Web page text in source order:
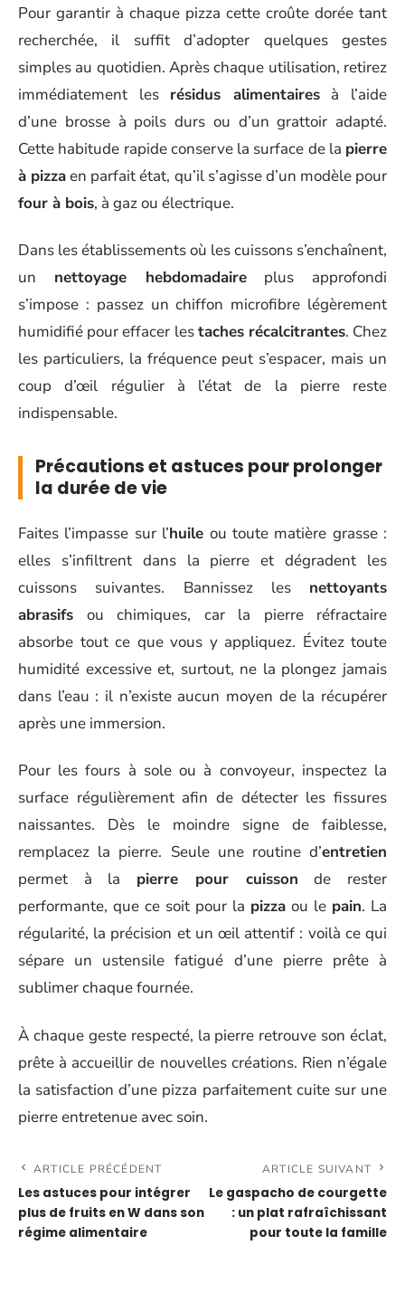
Pour garantir à chaque pizza cette croûte dorée tant
recherchée, il suffit d’adopter quelques gestes
simples au quotidien. Après chaque utilisation, retirez
immédiatement les résidus alimentairesà l’aide
d’une brosse à poils durs ou d’un grattoir adapté.
Cette habitude rapide conserve la surface de la pierre
à pizzaen parfait état, qu’il s’agisse d’un modèle pour
four à bois, à gaz ou électrique.
Dans les établissements où les cuissons s’enchaînent,
un nettoyage hebdomadaireplus approfondi
s’impose : passez un chiffon microfibre légèrement
humidifié pour effacer lestaches récalcitrantes. Chez
les particuliers, la fréquence peut s’espacer, mais un
coup d’œil régulier à l’état de la pierre reste
indispensable.
Précautions et astuces pour prolonger
la durée de vie
Faites l’impasse sur l’huile ou toute matière grasse :
elles s’infiltrent dans la pierre et dégradent les
cuissons suivantes. Bannissez les nettoyants
abrasifs ou chimiques, car la pierre réfractaire
absorbe tout ce que vous y appliquez. Évitez toute
humidité excessive et, surtout, ne la plongez jamais
dans l’eau : il n’existe aucun moyen de la récupérer
après une immersion.
Pour les fours à sole ou à convoyeur, inspectez la
surface régulièrement afin de détecter les fissures
naissantes. Dès le moindre signe de faiblesse,
remplacez la pierre. Seule une routine d’entretien
permet à la pierre pour cuisson de rester
performante, que ce soit pour la pizza ou le pain. La
régularité, la précision et un œil attentif : voilà ce qui
sépare un ustensile fatigué d’une pierre prête à
sublimer chaque fournée.
À chaque geste respecté, la pierre retrouve son éclat,
prête à accueillir de nouvelles créations. Rien n’égale
la satisfaction d’une pizza parfaitement cuite sur une
pierre entretenue avec soin.
ARTICLE PRÉCÉDENT
Les astuces pour intégrer
plus de fruits en W dans son
régime alimentaire
ARTICLE SUIVANT
Le gaspacho de courgette
: un plat rafraîchissant
pour toute la famille